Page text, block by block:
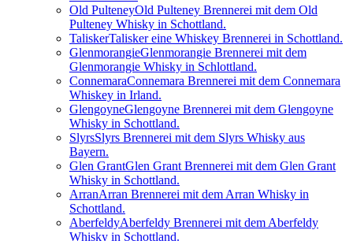
Old PulteneyOld Pulteney Brennerei mit dem Old
Pulteney Whisky in Schottland.
TaliskerTalisker eine Whiskey Brennerei in Schottland.
GlenmorangieGlenmorangie Brennerei mit dem
Glenmorangie Whisky in Schlottland.
ConnemaraConnemara Brennerei mit dem Connemara
Whiskey in Irland.
GlengoyneGlengoyne Brennerei mit dem Glengoyne
Whisky in Schottland.
SlyrsSlyrs Brennerei mit dem Slyrs Whisky aus
Bayern.
Glen GrantGlen Grant Brennerei mit dem Glen Grant
Whisky in Schottland.
ArranArran Brennerei mit dem Arran Whisky in
Schottland.
AberfeldyAberfeldy Brennerei mit dem Aberfeldy
Whisky in Schottland.